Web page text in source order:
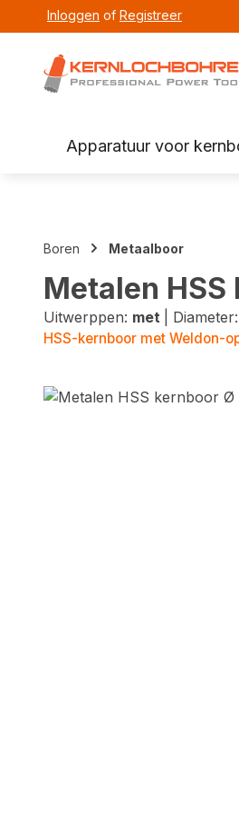
Overslaan naar
Inloggen of Registreer
Apparatuur voor
Boren Metaalboor
Metalen
Uitwerppen: met Diameter:
HSS-kernboor met Weldon-
Fotogalerij overslaan